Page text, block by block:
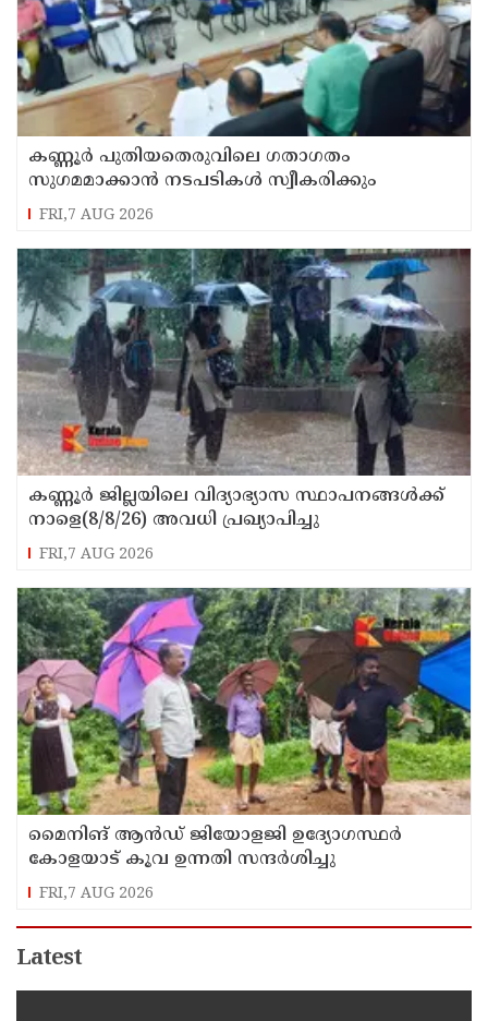
കണ്ണൂർ പുതിയതെരുവിലെ ഗതാഗതം
സുഗമമാക്കാന്‍ നടപടികള്‍ സ്വീകരിക്കും
FRI,7 AUG 2026
കണ്ണൂർ ജില്ലയിലെ വിദ്യാഭ്യാസ സ്ഥാപനങ്ങള്‍ക്ക്
നാളെ(8/8/26) അവധി പ്രഖ്യാപിച്ചു
FRI,7 AUG 2026
മൈനിങ് ആൻഡ്​ ജിയോളജി ഉദ്യോഗസ്ഥർ
കോളയാട് കൂവ ഉന്നതി സന്ദർശിച്ചു
FRI,7 AUG 2026
Latest